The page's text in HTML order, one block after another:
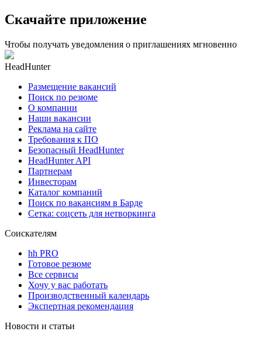
Скачайте приложение
Чтобы получать уведомления о приглашениях мгновенно
HeadHunter
Размещение вакансий
Поиск по резюме
О компании
Наши вакансии
Реклама на сайте
Требования к ПО
Безопасный HeadHunter
HeadHunter API
Партнерам
Инвесторам
Каталог компаний
Поиск по вакансиям в Барде
Сетка: соцсеть для нетворкинга
Соискателям
hh PRO
Готовое резюме
Все сервисы
Хочу у вас работать
Производственный календарь
Экспертная рекомендация
Новости и статьи